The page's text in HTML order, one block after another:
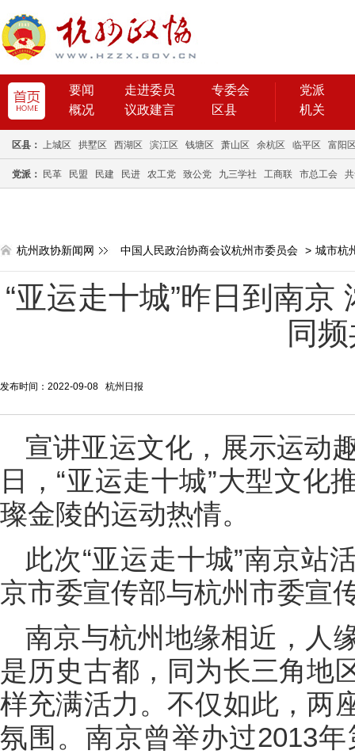
要闻 走进委员
专委会
概况
议政建言 区县
党派
机关
区县： 上城区 拱墅区 西湖区 滨江区 钱塘区 萧山区 余杭区 临平区 富阳
党派： 民革 民盟 民建 民进 农工党 致公党 九三学社 工商联 市总工会
杭州政协新闻网 中国人民政治协商会议杭州市委员会 > 城市杭
“亚运走十城”昨日到南
同
发布时间：2022-09-08 杭州日报
宣讲亚运文化，展示运
日，“亚运走十城”大型文化
璨金陵的运动热情。
此次“亚运走十城”南京站
京市委宣传部与杭州市委宣
南京与杭州地缘相近，人
是历史古都，同为长三角地
样充满活力。不仅如此，两
氛围。南京曾举办过2013